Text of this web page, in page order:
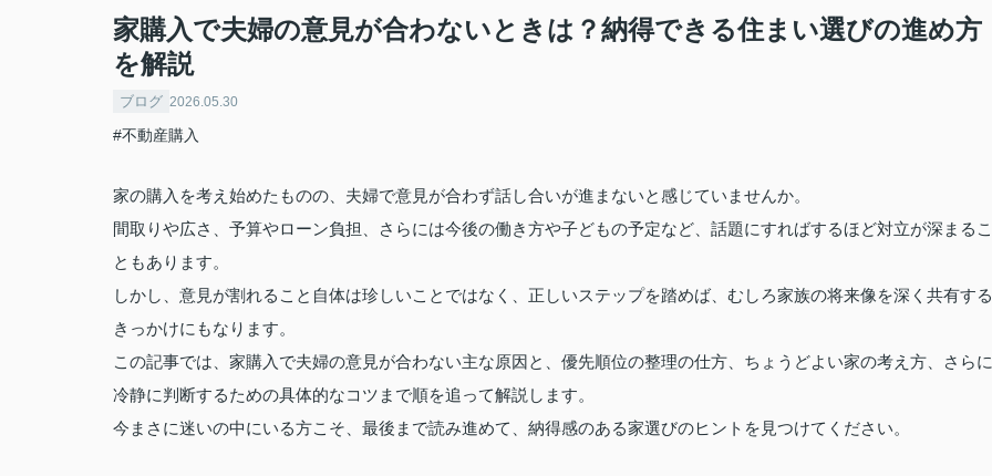
家購入で夫婦の意見が合わないときは？納得できる住まい選びの進め方
を解説
ブログ 2026.05.30
#不動産購入
家の購入を考え始めたものの、夫婦で意見が合わず話し合いが進まないと感じていませんか。
間取りや広さ、予算やローン負担、さらには今後の働き方や子どもの予定など、話題にすればするほど対立が深まるこ
ともあります。
しかし、意見が割れること自体は珍しいことではなく、正しいステップを踏めば、むしろ家族の将来像を深く共有する
きっかけにもなります。
この記事では、家購入で夫婦の意見が合わない主な原因と、優先順位の整理の仕方、ちょうどよい家の考え方、さらに
冷静に判断するための具体的なコツまで順を追って解説します。
今まさに迷いの中にいる方こそ、最後まで読み進めて、納得感のある家選びのヒントを見つけてください。